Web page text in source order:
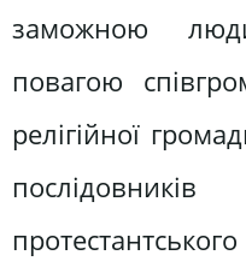
заможною
повагою
релігійної